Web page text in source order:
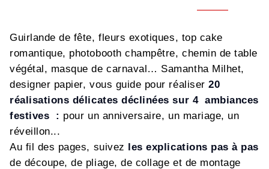
Guirlande de fête, fleurs exotiques, top cake
romantique, photobooth champêtre, chemin de table
végétal, masque de carnaval… Samantha Milhet,
designer papier, vous guide pour réaliser20
réalisations délicates déclinées sur 4 ambiances
festives : pour un anniversaire, un mariage, un
réveillon...
Au fil des pages, suivez les explications pas à pas
de découpe, de pliage, de collage et de montage